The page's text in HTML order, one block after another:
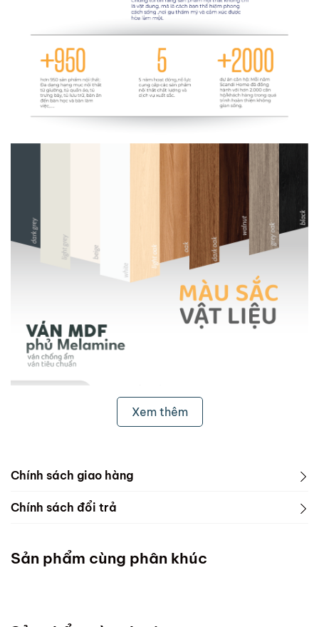
Xem thêm
Chính sách giao hàng
1. Freeship & Lắp đặt cho khách hàng các tỉnh thành
Miền Bắc
Chính sách đổi trả
Sản phẩm cùng phân khúc